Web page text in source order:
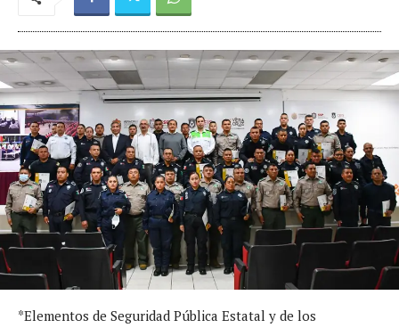
*Elementos de Seguridad Pública Estatal y de los